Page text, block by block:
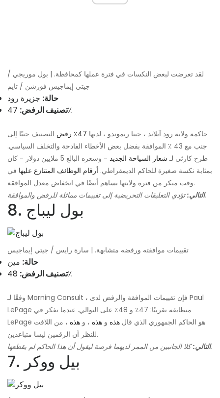
لقد تعرضت لبعض النكسات في فترة عملها كمحافظة. | بول موريجي /
جيتي إيماجيس فورشن / تايم
حالة: جزيرة رود
تصنيف الرفض:47٪
حاكمة ولاية رود آيلاند ، جينا ريموندو ، لديها 47٪ رفض
التصنيف جنبًا إلى
جنب مع 43 ٪ الموافقة بفضل بعض الأخطاء الفادحة والتخلف السياسي.
طرح كارثي لـ شعار السياحة الجديد
- وسعره البالغ 5 ملايين دولار - كان
بمثابة نكسة صغيرة للحاكم الديمقراطي. أرقام الوظائف المتنازع عليها في
وقت مبكر من فترة ولايتها يساهم أيضًا في انخفاض معدل الموافقة.
التالي:تؤدي التعليقات التحريضية إلى تقييمات مماثلة للرفض والموافقة.
8. بول ليباج
تقييمات موافقته ورفضه متشابهة. | سارة رايس / جيتي إيماجيس
حالة: مين
تصنيف الرفض:48٪
وفقًا لـ Morning Consult ، فإن تقييمات الموافقة والرفض لدى Paul
LePage متطابقة تقريبًا: 47٪ و 48٪ على التوالي. عندما تفكر في
LePage هو الحاكم الجمهوري الذي قال هذه و هذه ، و هذه ، من اللافت
للنظر أن الرقمين ليسا متباعدين.
التالي:كلا الجانبين من الممر لديهما فرصة ليقول أن هذا الحاكم لم يقطعها.
7. بيل ووكر